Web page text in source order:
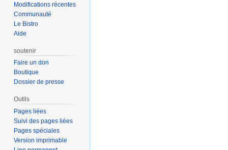
Modifications récentes
Communauté
Le Bistro
Aide
soutenir
Faire un don
Boutique
Dossier de presse
Outils
Pages liées
Suivi des pages liées
Pages spéciales
Version imprimable